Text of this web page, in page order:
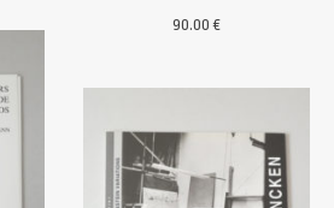
90.00€